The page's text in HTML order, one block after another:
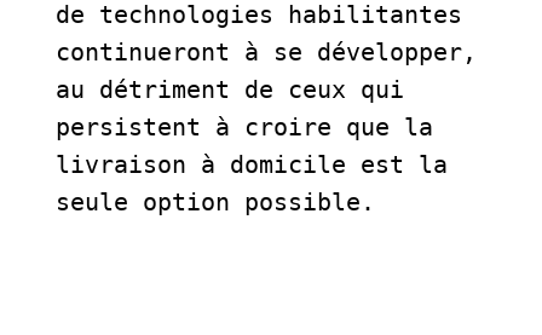
de technologies habilitantes
continueront à se développer,
au détriment de ceux qui
persistent à croire que la
livraison à domicile est la
seule option possible.